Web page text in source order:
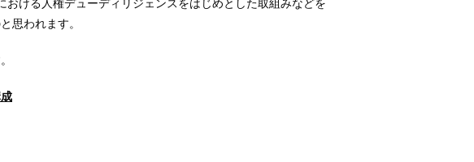
ける人権デューディリジェンスをはじめとした取組みなどを
思われます。